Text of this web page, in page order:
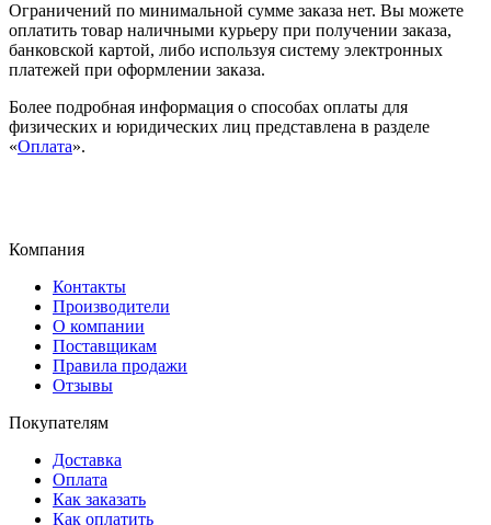
Ограничений по минимальной сумме заказа нет. Вы можете
оплатить товар наличными курьеру при получении заказа,
банковской картой, либо используя систему электронных
платежей при оформлении заказа.
Более подробная информация о способах оплаты для
физических и юридических лиц представлена в разделе
«Оплата».
Компания
Контакты
Производители
О компании
Поставщикам
Правила продажи
Отзывы
Покупателям
Доставка
Оплата
Как заказать
Как оплатить